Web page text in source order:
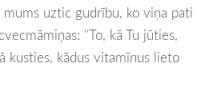
mums uztic gudrību, ko viņa pati
"To, kā Tu jūties,
kusties, kādus vitamīnus lieto